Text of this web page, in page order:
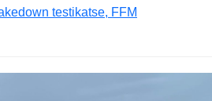
testikatse, FFM